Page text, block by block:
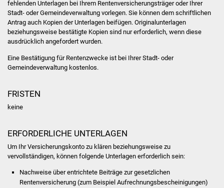
NETZMonitor
Gesundheit und Notfall
ÖPNV
Bürgerbus (MOBS)
Abfall und Entsorgung
fehlenden Unterlagen bei Ihrem Rentenversicherungsträger oder Ihrer
Stadt- oder Gemeindeverwaltung vorlegen. Sie können dem schriftlichen
Antrag auch Kopien der Unterlagen beifügen. Originalunterlagen
beziehungsweise bestätigte Kopien sind nur erforderlich, wenn diese
ausdrücklich angefordert wurden.
Eine Bestätigung für Rentenzwecke ist bei Ihrer Stadt- oder
Gemeindeverwaltung kostenlos.
FRISTEN
keine
ERFORDERLICHE UNTERLAGEN
Um Ihr Versicherungskonto zu klären beziehungsweise zu
vervollständigen, können folgende Unterlagen erforderlich sein:
Nachweise über entrichtete Beiträge zur gesetzlichen
Rentenversicherung (zum Beispiel Aufrechnungsbescheinigungen)